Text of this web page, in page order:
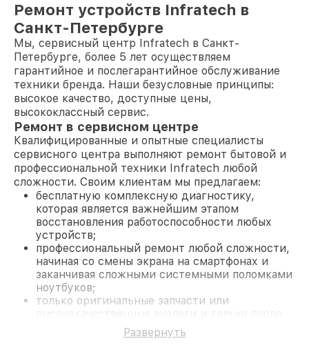
Ремонт устройств Infratech в
Санкт-Петербурге
Мы, сервисный центр Infratech в Санкт-
Петербурге, более 5 лет осуществляем
гарантийное и послегарантийное обслуживание
техники бренда. Наши безусловные принципы:
высокое качество, доступные цены,
высококлассный сервис.
Ремонт в сервисном центре
Квалифицированные и опытные специалисты
сервисного центра выполняют ремонт бытовой и
профессиональной техники Infratech любой
сложности. Своим клиентам мы предлагаем:
бесплатную комплексную диагностику,
которая является важнейшим этапом
восстановления работоспособности любых
устройств;
профессиональный ремонт любой сложности,
начиная со смены экрана на смартфонах и
заканчивая сложными системными поломками
ноутбуков;
только оригинальные запчасти или
согласования с клиентом.
На все работы и замененные комплектующие
Развернуть